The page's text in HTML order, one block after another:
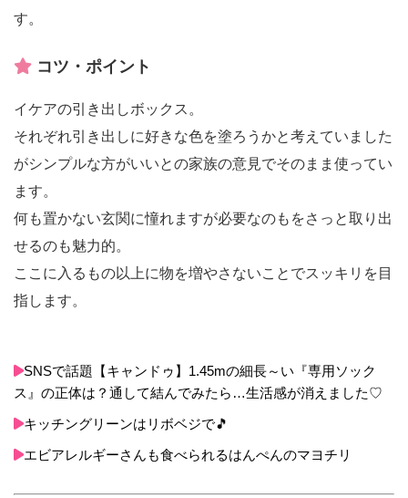
す。
コツ・ポイント
イケアの引き出しボックス。
それぞれ引き出しに好きな色を塗ろうかと考えていました
がシンプルな方がいいとの家族の意見でそのまま使ってい
ます。
何も置かない玄関に憧れますが必要なのもをさっと取り出
せるのも魅力的。
ここに入るもの以上に物を増やさないことでスッキリを目
指します。
SNSで話題【キャンドゥ】1.45mの細長～い『専用ソック
ス』の正体は？通して結んでみたら…生活感が消えました♡
キッチングリーンはリボベジで🎵
エビアレルギーさんも食べられるはんぺんのマヨチリ